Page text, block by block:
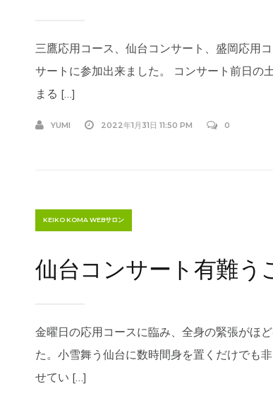
三鷹応用コース、仙台コンサート、盛岡応用
サートに参加出来ました。 コンサート前日の
まる […]
YUMI 2022年1月31日 11:50 PM 0
KEIKO KOMA WEBサロン
仙台コンサート有難う
金曜日の応用コースに臨み、全身の緊張がほ
た。小雪舞う仙台に数時間身を置くだけでも
せてい […]